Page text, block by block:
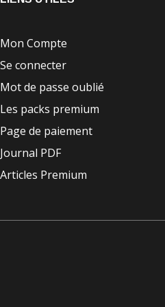
Mon Compte
Se connecter
Mot de passe oublié
Les packs premium
Page de paiement
Journal PDF
Articles Premium